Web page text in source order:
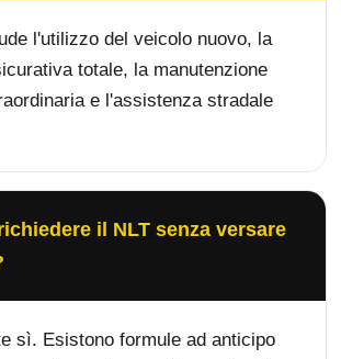
l'utilizzo del veicolo nuovo, la
totale, la manutenzione
e l'assistenza stradale
il NLT senza versare
sì. Esistono formule ad anticipo